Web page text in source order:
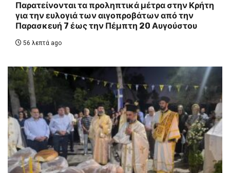
Παρατείνονται τα προληπτικά μέτρα στην Κρήτη
για την ευλογιά των αιγοπροβάτων από την
Παρασκευή 7 έως την Πέμπτη 20 Αυγούστου
56 λεπτά ago